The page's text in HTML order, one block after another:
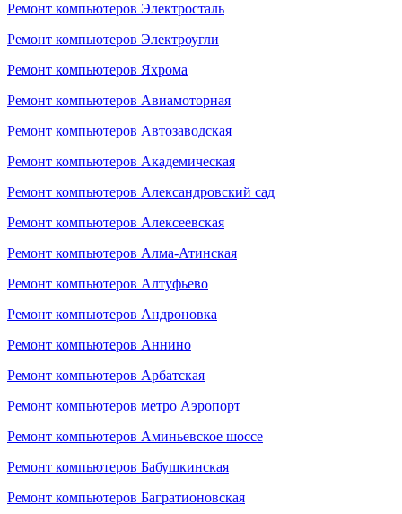
Ремонт компьютеров Электросталь
Ремонт компьютеров Электроугли
Ремонт компьютеров Яхрома
Ремонт компьютеров Авиамоторная
Ремонт компьютеров Автозаводская
Ремонт компьютеров Академическая
Ремонт компьютеров Александровский сад
Ремонт компьютеров Алексеевская
Ремонт компьютеров Алма-Атинская
Ремонт компьютеров Алтуфьево
Ремонт компьютеров Андроновка
Ремонт компьютеров Аннино
Ремонт компьютеров Арбатская
Ремонт компьютеров метро Аэропорт
Ремонт компьютеров Аминьевское шоссе
Ремонт компьютеров Бабушкинская
Ремонт компьютеров Багратионовская